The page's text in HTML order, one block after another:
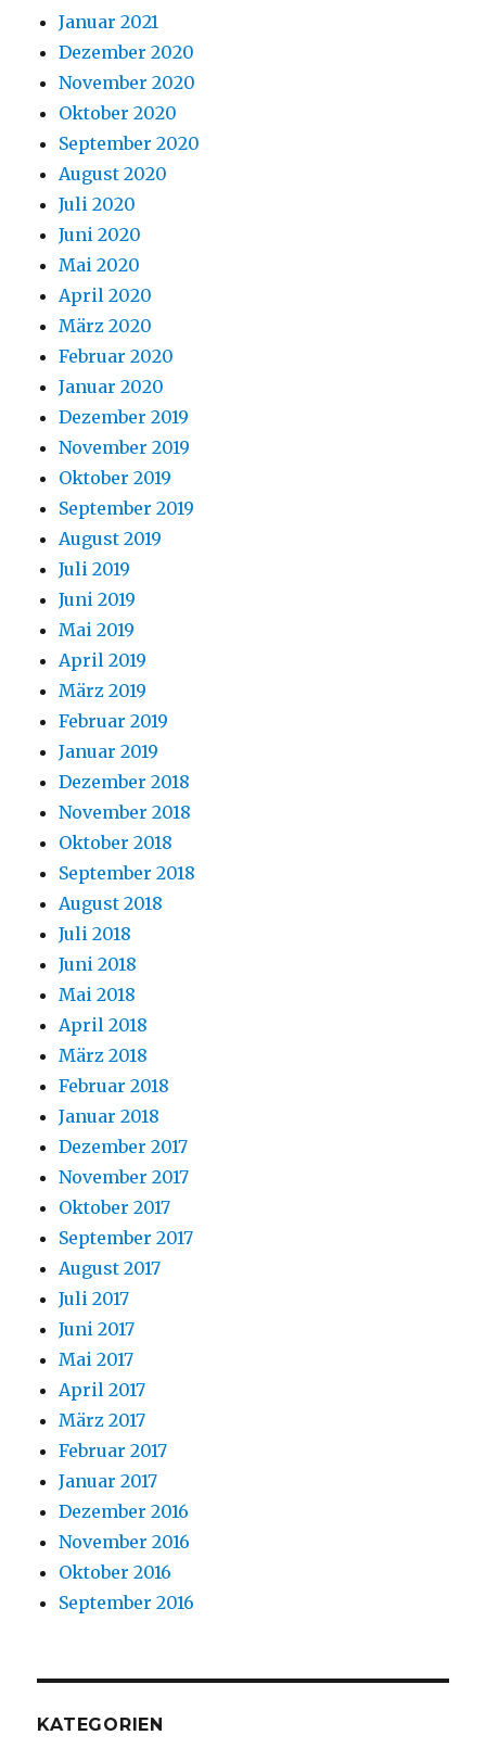
Januar 2021
Dezember 2020
November 2020
Oktober 2020
September 2020
August 2020
Juli 2020
Juni 2020
Mai 2020
April 2020
März 2020
Februar 2020
Januar 2020
Dezember 2019
November 2019
Oktober 2019
September 2019
August 2019
Juli 2019
Juni 2019
Mai 2019
April 2019
März 2019
Februar 2019
Januar 2019
Dezember 2018
November 2018
Oktober 2018
September 2018
August 2018
Juli 2018
Juni 2018
Mai 2018
April 2018
März 2018
Februar 2018
Januar 2018
Dezember 2017
November 2017
Oktober 2017
September 2017
August 2017
Juli 2017
Juni 2017
Mai 2017
April 2017
März 2017
Februar 2017
Januar 2017
Dezember 2016
November 2016
Oktober 2016
September 2016
KATEGORIEN